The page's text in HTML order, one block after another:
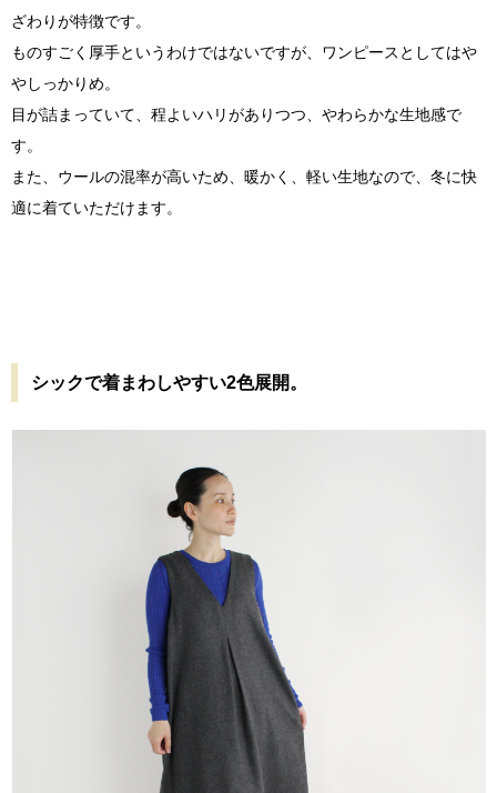
ざわりが特徴です。
ものすごく厚手というわけではないですが、ワンピースとしてはや
やしっかりめ。
目が詰まっていて、程よいハリがありつつ、やわらかな生地感で
す。
また、ウールの混率が高いため、暖かく、軽い生地なので、冬に快
適に着ていただけます。
シックで着まわしやすい2色展開。